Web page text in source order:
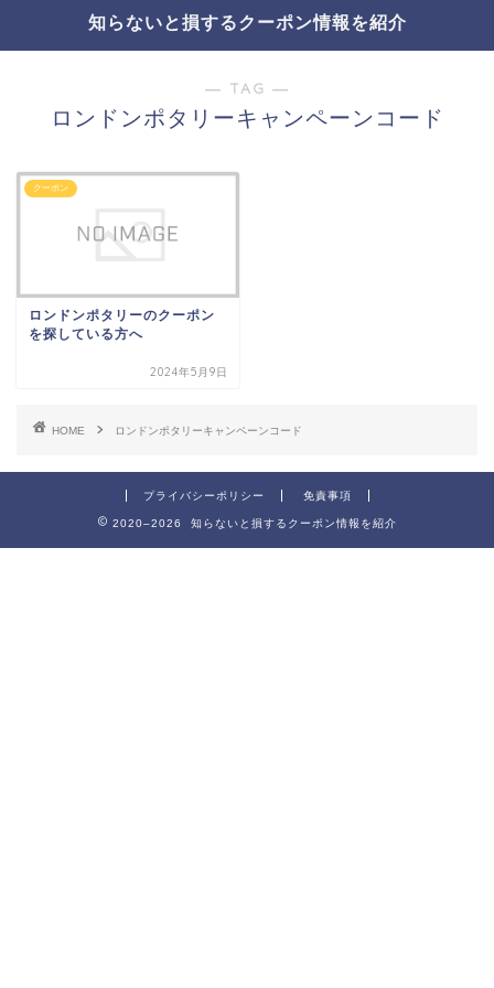
知らないと損するクーポン情報を紹介
― TAG ―
ロンドンポタリーキャンペーンコード
クーポン
ロンドンポタリーのクーポン
を探している方へ
2024年5月9日
HOME ロンドンポタリーキャンペーンコード
プライバシーポリシー 免責事項
2020–2026 知らないと損するクーポン情報を紹介